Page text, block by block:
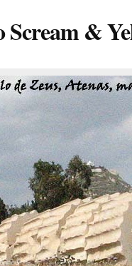
Scream &